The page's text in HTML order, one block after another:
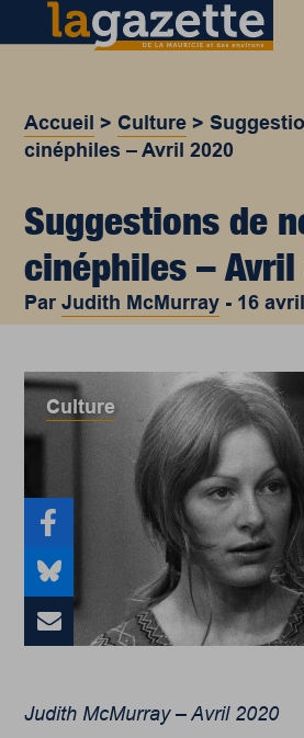
Accueil > Culture >
cinéphiles – Avril 2020
Suggestions de
cinéphiles –
ParJudith McMurray - 16
Culture
Judith McMurray – Avril 2020